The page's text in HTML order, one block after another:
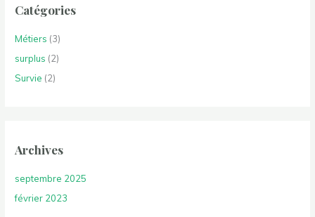
Catégories
Métiers (3)
surplus (2)
Survie (2)
Archives
septembre 2025
février 2023